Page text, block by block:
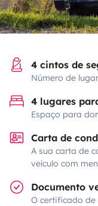
4 cintos de
Número de
4 lugares
Espaço para
Carta de
A sua carta de
veículo com
Documento
O certificado